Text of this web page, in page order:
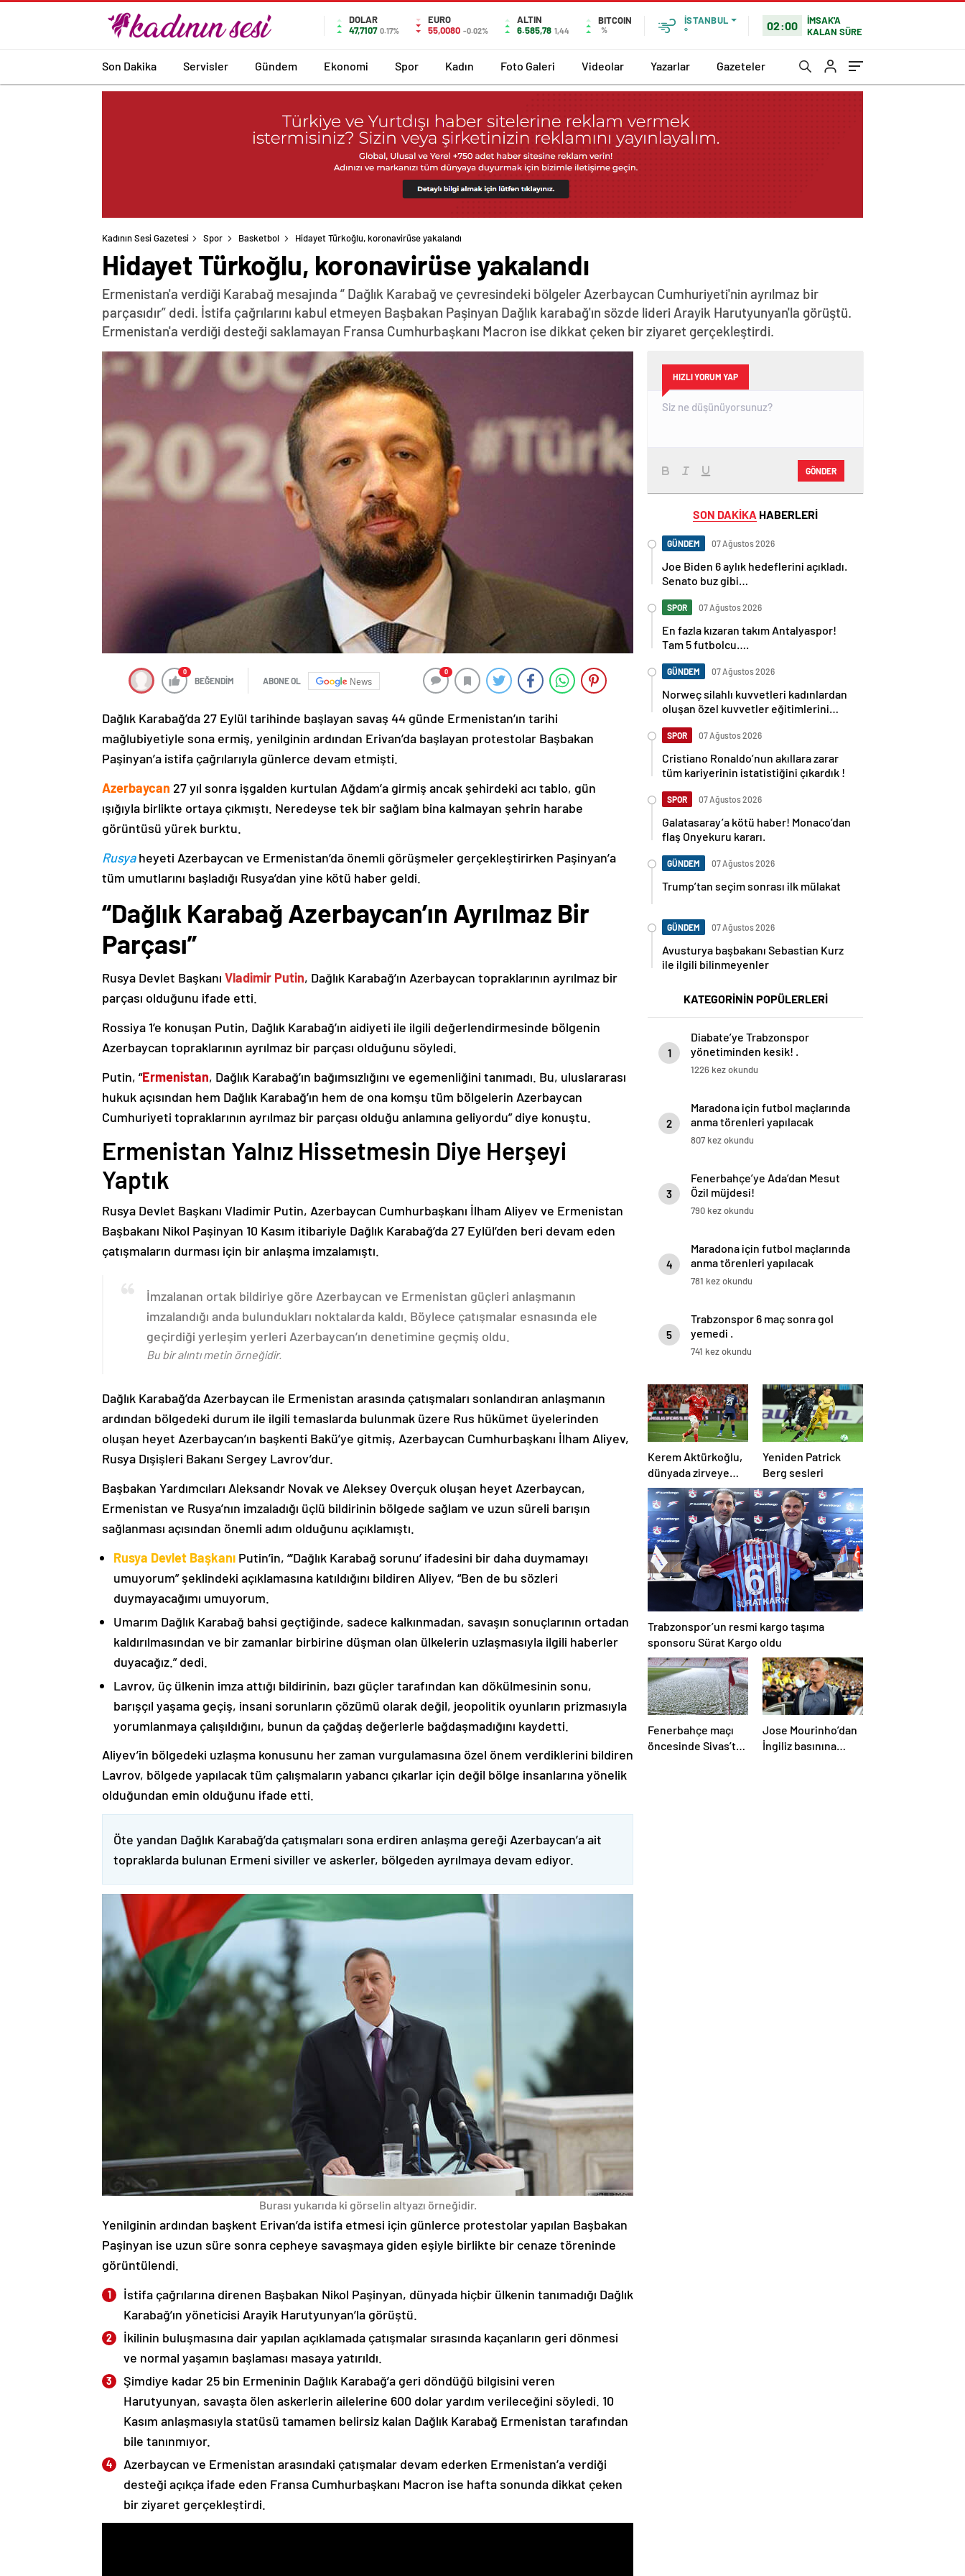
DOLAR
47,7107 0.17%
EURO
55,0080 -0.02%
ALTIN
6.585,78 1,44
BITCOIN
%
İSTANBUL
°
02:00
İMSAK'A
KALAN SÜRE
Son Dakika Servisler Gündem Ekonomi Spor Kadın Foto Galeri Videolar Yazarlar Gazeteler
Kadının Sesi Gazetesi Spor Basketbol Hidayet Türkoğlu, koronavirüse yakalandı
Hidayet Türkoğlu, koronavirüse yakalandı
Ermenistan'a verdiği Karabağ mesajında “ Dağlık Karabağ ve çevresindeki bölgeler Azerbaycan Cumhuriyeti'nin ayrılmaz bir
parçasıdır” dedi. İstifa çağrılarını kabul etmeyen Başbakan Paşinyan Dağlık karabağ'ın sözde lideri Arayik Harutyunyan'la görüştü.
Ermenistan'a verdiği desteği saklamayan Fransa Cumhurbaşkanı Macron ise dikkat çeken bir ziyaret gerçekleştirdi.
0
BEĞENDİM ABONE OL News
0
Dağlık Karabağ’da 27 Eylül tarihinde başlayan savaş 44 günde Ermenistan’ın tarihi
mağlubiyetiyle sona ermiş, yenilginin ardından Erivan’da başlayan protestolar Başbakan
Paşinyan’a istifa çağrılarıyla günlerce devam etmişti.
Azerbaycan 27 yıl sonra işgalden kurtulan Ağdam’a girmiş ancak şehirdeki acı tablo, gün
ışığıyla birlikte ortaya çıkmıştı. Neredeyse tek bir sağlam bina kalmayan şehrin harabe
görüntüsü yürek burktu.
Rusyaheyeti Azerbaycan ve Ermenistan’da önemli görüşmeler gerçekleştirirken Paşinyan’a
tüm umutlarını başladığı Rusya’dan yine kötü haber geldi.
“Dağlık Karabağ Azerbaycan’ın Ayrılmaz Bir
Parçası”
Rusya Devlet Başkanı Vladimir Putin, Dağlık Karabağ’ın Azerbaycan topraklarının ayrılmaz bir
parçası olduğunu ifade etti.
Rossiya 1’e konuşan Putin, Dağlık Karabağ’ın aidiyeti ile ilgili değerlendirmesinde bölgenin
Azerbaycan topraklarının ayrılmaz bir parçası olduğunu söyledi.
Putin, “Ermenistan, Dağlık Karabağ’ın bağımsızlığını ve egemenliğini tanımadı. Bu, uluslararası
hukuk açısından hem Dağlık Karabağ’ın hem de ona komşu tüm bölgelerin Azerbaycan
Cumhuriyeti topraklarının ayrılmaz bir parçası olduğu anlamına geliyordu” diye konuştu.
Ermenistan Yalnız Hissetmesin Diye Herşeyi
Yaptık
Rusya Devlet Başkanı Vladimir Putin, Azerbaycan Cumhurbaşkanı İlham Aliyev ve Ermenistan
Başbakanı Nikol Paşinyan 10 Kasım itibariyle Dağlık Karabağ’da 27 Eylül’den beri devam eden
çatışmaların durması için bir anlaşma imzalamıştı.
İmzalanan ortak bildiriye göre Azerbaycan ve Ermenistan güçleri anlaşmanın
imzalandığı anda bulundukları noktalarda kaldı. Böylece çatışmalar esnasında ele
geçirdiği yerleşim yerleri Azerbaycan’ın denetimine geçmiş oldu.
Bu bir alıntı metin örneğidir.
Dağlık Karabağ’da Azerbaycan ile Ermenistan arasında çatışmaları sonlandıran anlaşmanın
ardından bölgedeki durum ile ilgili temaslarda bulunmak üzere Rus hükümet üyelerinden
oluşan heyet Azerbaycan’ın başkenti Bakü’ye gitmiş, Azerbaycan Cumhurbaşkanı İlham Aliyev,
Rusya Dışişleri Bakanı Sergey Lavrov’dur.
Başbakan Yardımcıları Aleksandr Novak ve Aleksey Overçuk oluşan heyet Azerbaycan,
Ermenistan ve Rusya’nın imzaladığı üçlü bildirinin bölgede sağlam ve uzun süreli barışın
sağlanması açısından önemli adım olduğunu açıklamıştı.
Rusya Devlet Başkanı Putin’in, “‘Dağlık Karabağ sorunu’ ifadesini bir daha duymamayı
umuyorum” şeklindeki açıklamasına katıldığını bildiren Aliyev, “Ben de bu sözleri
duymayacağımı umuyorum.
Umarım Dağlık Karabağ bahsi geçtiğinde, sadece kalkınmadan, savaşın sonuçlarının ortadan
kaldırılmasından ve bir zamanlar birbirine düşman olan ülkelerin uzlaşmasıyla ilgili haberler
duyacağız.” dedi.
Lavrov, üç ülkenin imza attığı bildirinin, bazı güçler tarafından kan dökülmesinin sonu,
barışçıl yaşama geçiş, insani sorunların çözümü olarak değil, jeopolitik oyunların prizmasıyla
yorumlanmaya çalışıldığını, bunun da çağdaş değerlerle bağdaşmadığını kaydetti.
Aliyev’in bölgedeki uzlaşma konusunu her zaman vurgulamasına özel önem verdiklerini bildiren
Lavrov, bölgede yapılacak tüm çalışmaların yabancı çıkarlar için değil bölge insanlarına yönelik
olduğundan emin olduğunu ifade etti.
Öte yandan Dağlık Karabağ’da çatışmaları sona erdiren anlaşma gereği Azerbaycan’a ait
topraklarda bulunan Ermeni siviller ve askerler, bölgeden ayrılmaya devam ediyor.
Burası yukarıda ki görselin altyazı örneğidir.
Yenilginin ardından başkent Erivan’da istifa etmesi için günlerce protestolar yapılan Başbakan
Paşinyan ise uzun süre sonra cepheye savaşmaya giden eşiyle birlikte bir cenaze töreninde
görüntülendi.
İstifa çağrılarına direnen Başbakan Nikol Paşinyan, dünyada hiçbir ülkenin tanımadığı Dağlık
Karabağ’ın yöneticisi Arayik Harutyunyan’la görüştü.
İkilinin buluşmasına dair yapılan açıklamada çatışmalar sırasında kaçanların geri dönmesi
ve normal yaşamın başlaması masaya yatırıldı.
Şimdiye kadar 25 bin Ermeninin Dağlık Karabağ’a geri döndüğü bilgisini veren
Harutyunyan, savaşta ölen askerlerin ailelerine 600 dolar yardım verileceğini söyledi. 10
Kasım anlaşmasıyla statüsü tamamen belirsiz kalan Dağlık Karabağ Ermenistan tarafından
bile tanınmıyor.
Azerbaycan ve Ermenistan arasındaki çatışmalar devam ederken Ermenistan’a verdiği
desteği açıkça ifade eden Fransa Cumhurbaşkanı Macron ise hafta sonunda dikkat çeken
bir ziyaret gerçekleştirdi.
HIZLI YORUM YAP
GÖNDER
SON DAKİKA HABERLERİ
GÜNDEM 07 Ağustos 2026
Joe Biden 6 aylık hedeflerini açıkladı.
Senato buz gibi…
SPOR 07 Ağustos 2026
En fazla kızaran takım Antalyaspor!
Tam 5 futbolcu….
GÜNDEM 07 Ağustos 2026
Norweç silahlı kuvvetleri kadınlardan
oluşan özel kuvvetler eğitimlerini
SPOR 07 Ağustos 2026
Cristiano Ronaldo’nun akıllara zarar
tüm kariyerinin istatistiğini çıkardık !
SPOR 07 Ağustos 2026
Galatasaray’a kötü haber! Monaco’dan
flaş Onyekuru kararı.
GÜNDEM 07 Ağustos 2026
Trump’tan seçim sonrası ilk mülakat
GÜNDEM 07 Ağustos 2026
Avusturya başbakanı Sebastian Kurz
ile ilgili bilinmeyenler
KATEGORİNİN POPÜLERLERİ
1
Diabate’ye Trabzonspor
yönetiminden kesik! .
1226 kez okundu
2
Maradona için futbol maçlarında
anma törenleri yapılacak
807 kez okundu
3
Fenerbahçe’ye Ada’dan Mesut
Özil müjdesi!
790 kez okundu
4
Maradona için futbol maçlarında
anma törenleri yapılacak
781 kez okundu
5
Trabzonspor 6 maç sonra gol
yemedi .
741 kez okundu
Kerem Aktürkoğlu,
dünyada zirveye
oturdu: En çok
maça çıkan oyuncu!
Yeniden Patrick
Berg sesleri
Trabzonspor’un resmi kargo taşıma
sponsoru Sürat Kargo oldu
Fenerbahçe maçı
öncesinde Sivas’ta
Jose Mourinho’dan
İngiliz basınına